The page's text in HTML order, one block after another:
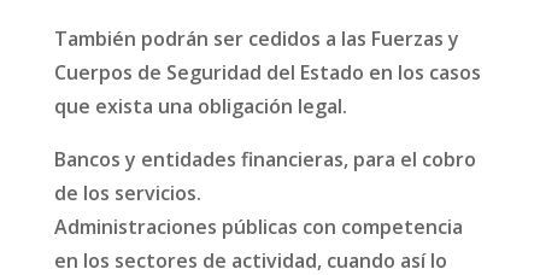
También podrán ser cedidos a las Fuerzas y
Cuerpos de Seguridad del Estado en los casos
que exista una obligación legal.
Bancos y entidades financieras, para el cobro
de los servicios.
Administraciones públicas con competencia
en los sectores de actividad, cuando así lo